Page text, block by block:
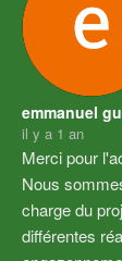
emmanuel
il y a 1 an
Merci pour
Nous
charge du
différentes